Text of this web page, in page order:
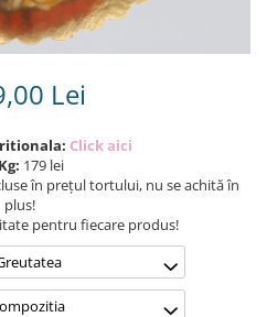
Lei
Click aici
179 lei
în prețul tortului, nu se achită în
plus!
pentru fiecare produs!